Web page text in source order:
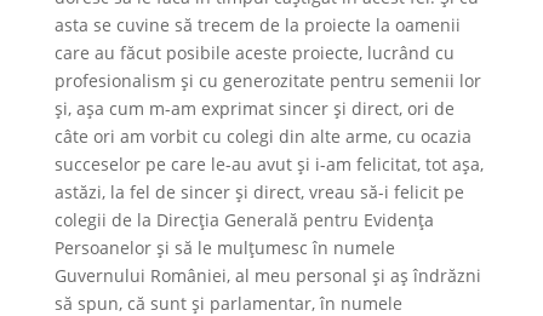
asta se cuvine să trecem de la proiecte la oamenii
care au făcut posibile aceste proiecte, lucrând cu
profesionalism și cu generozitate pentru semenii lor
și, așa cum m-am exprimat sincer și direct, ori de
câte ori am vorbit cu colegi din alte arme, cu ocazia
succeselor pe care le-au avut și i-am felicitat, tot așa,
astăzi, la fel de sincer și direct, vreau să-i felicit pe
colegii de la Direcția Generală pentru Evidența
Persoanelor și să le mulțumesc în numele
Guvernului României, al meu personal și aș îndrăzni
să spun, că sunt și parlamentar, în numele